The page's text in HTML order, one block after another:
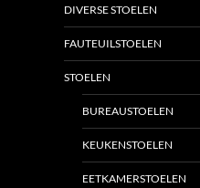
DIVERSE STOELEN
FAUTEUILSTOELEN
STOELEN
BUREAUSTOELEN
KEUKENSTOELEN
EETKAMERSTOELEN